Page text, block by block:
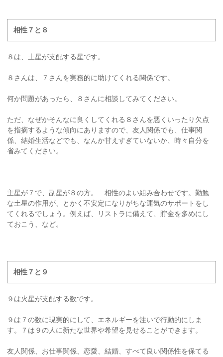
相性７と８
８は、土星が支配する星です。
８さんは、７さんを実務的に助けてくれる関係です。
何か問題があったら、８さんに相談してみてください。
ただ、なぜかそんなに良くしてくれる８さんを悪くいったり欠点
を指摘するような傾向にありますので、友人関係でも、仕事関
係、結婚生活などでも、なんか甘えすぎていないか、時々自分を
省みてください。
主星が７で、副星が８の方。 相性のよい組み合わせです。勤勉
な土星の作用が、とかく不安定になりがちな運気のサポートをし
てくれるでしょう。例えば、リストラに備えて、貯金を多めにし
ておこう、など。
相性７と９
９は火星が支配する数です。
９は７の数に現実的にして、エネルギーを注いで行動的にしま
す。７は９の人に新たな世界や希望を見せることができます。
友人関係、お仕事関係、恋愛、結婚、すべて良い関係性を保てる